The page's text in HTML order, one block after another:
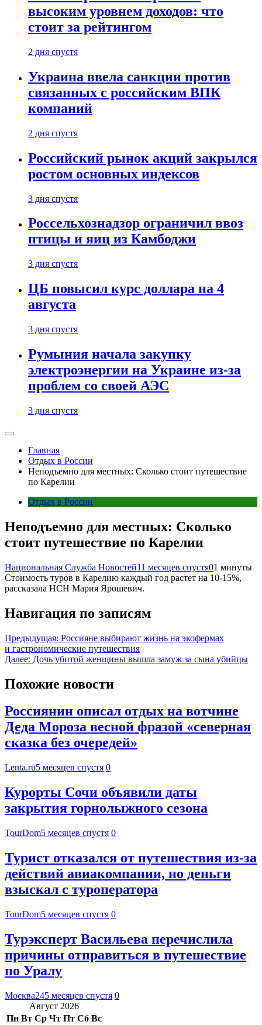
высоким уровнем доходов: что
стоит за рейтингом
2 дня спустя
Украина ввела санкции против
связанных с российским ВПК
компаний
2 дня спустя
Российский рынок акций закрылся
ростом основных индексов
3 дня спустя
Россельхознадзор ограничил ввоз
птицы и яиц из Камбоджи
3 дня спустя
ЦБ повысил курс доллара на 4
августа
3 дня спустя
Румыния начала закупку
электроэнергии на Украине из-за
проблем со своей АЭС
3 дня спустя
Главная
Отдых в России
Неподъемно для местных: Сколько стоит путешествие
по Карелии
Отдых в России
Неподъемно для местных: Сколько
стоит путешествие по Карелии
Национальная Служба Новостей11 месяцев спустя01 минуты
Стоимость туров в Карелию каждый год растет на 10-15%,
рассказала НСН Мария Ярошевич.
Навигация по записям
Предыдущая: Россияне выбирают жизнь на экофермах
и гастрономические путешествия
Далее: Дочь убитой женщины вышла замуж за сына убийцы
Похожие новости
Россиянин описал отдых на вотчине
Деда Мороза весной фразой «северная
сказка без очередей»
Lenta.ru5 месяцев спустя 0
Курорты Сочи объявили даты
закрытия горнолыжного сезона
TourDom5 месяцев спустя 0
Турист отказался от путешествия из-за
действий авиакомпании, но деньги
взыскал с туроператора
TourDom5 месяцев спустя 0
Турэксперт Васильева перечислила
причины отправиться в путешествие
по Уралу
Москва245 месяцев спустя 0
Август 2026
Пн Вт Ср Чт Пт Сб Вс